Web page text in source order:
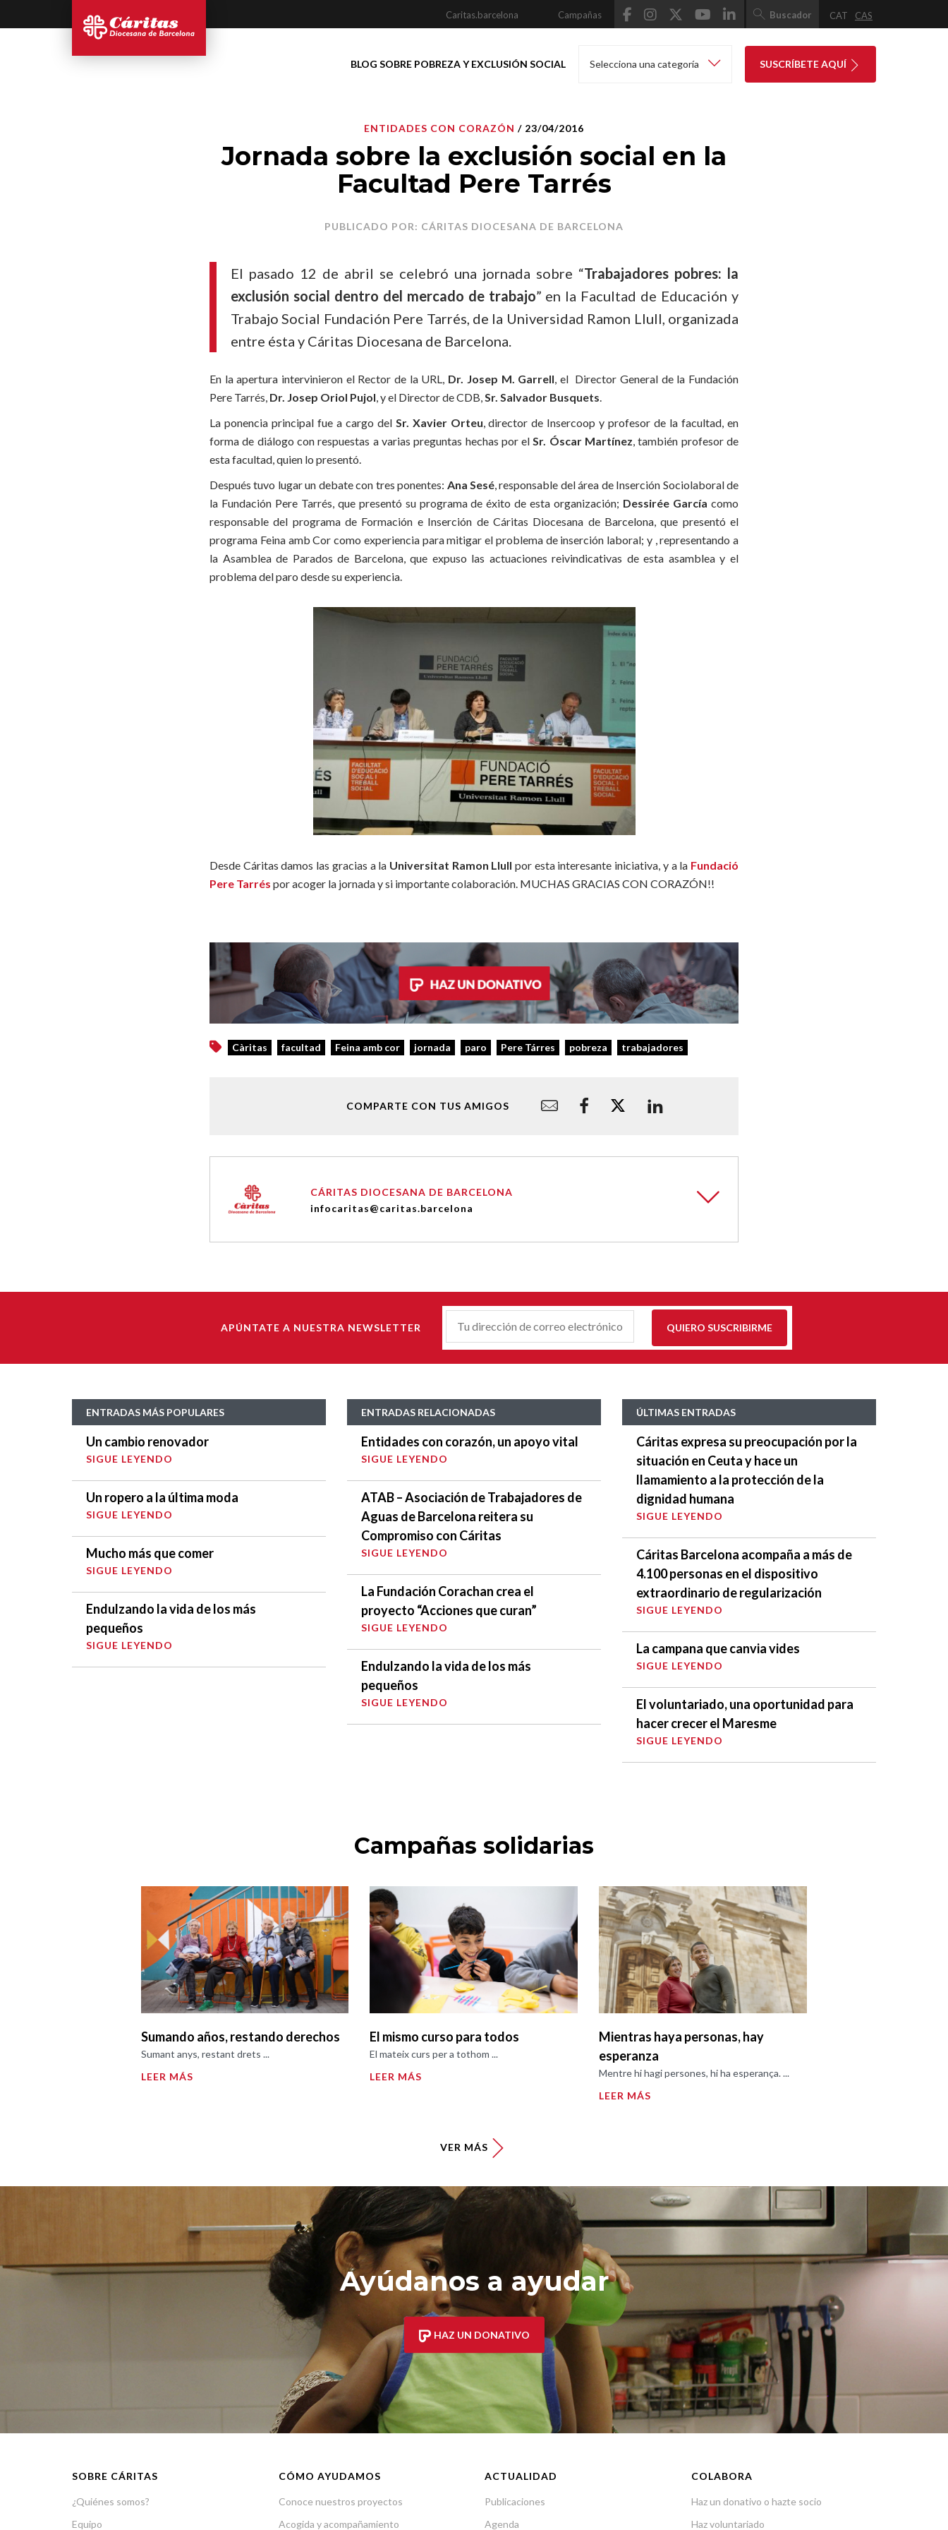
Caritas.barcelona Campañas Buscador CAT CAS
BLOG SOBRE POBREZA Y EXCLUSIÓN SOCIAL Selecciona una categoría SUSCRÍBETE AQUÍ
ENTIDADES CON CORAZÓN / 23/04/2016
Jornada sobre la exclusión social en la
Facultad Pere Tarrés
PUBLICADO POR: CÁRITAS DIOCESANA DE BARCELONA
El pasado 12 de abril se celebró una jornada sobre “Trabajadores pobres: la
exclusión social dentro del mercado de trabajo” en la Facultad de Educación y
Trabajo Social Fundación Pere Tarrés, de la Universidad Ramon Llull, organizada
entre ésta y Cáritas Diocesana de Barcelona.
En la apertura intervinieron el Rector de la URL, Dr. Josep M. Garrell, el Director General de la Fundación
Pere Tarrés, Dr. Josep Oriol Pujol, y el Director de CDB,Sr. Salvador Busquets.
La ponencia principal fue a cargo del Sr. Xavier Orteu, director de Insercoop y profesor de la facultad, en
forma de diálogo con respuestas a varias preguntas hechas por elSr. Óscar Martínez, también profesor de
esta facultad, quien lo presentó.
Después tuvo lugar un debate con tres ponentes: Ana Sesé, responsable del área de Inserción Sociolaboral de
la Fundación Pere Tarrés, que presentó su programa de éxito de esta organización; Dessirée García como
responsable del programa de Formación e Inserción de Cáritas Diocesana de Barcelona, que presentó el
programa Feina amb Cor como experiencia para mitigar el problema de inserción laboral; y , representando a
la Asamblea de Parados de Barcelona, que expuso las actuaciones reivindicativas de esta asamblea y el
problema del paro desde su experiencia.
Desde Cáritas damos las gracias a la Universitat Ramon Llull por esta interesante iniciativa, y a la Fundació
Pere Tarrés por acoger la jornada y si importante colaboración. MUCHAS GRACIAS CON CORAZÓN!!
Càritas facultad Feina amb cor jornada paro Pere Tárres pobreza trabajadores
COMPARTE CON TUS AMIGOS
CÁRITAS DIOCESANA DE BARCELONA
infocaritas@caritas.barcelona
APÚNTATE A NUESTRA NEWSLETTER
Correu-
QUIERO SUSCRIBIRME
ENTRADAS MÁS POPULARES
Un cambio renovador
SIGUE LEYENDO
Un ropero a la última moda
SIGUE LEYENDO
Mucho más que comer
SIGUE LEYENDO
Endulzando la vida de los más
pequeños
SIGUE LEYENDO
ENTRADAS RELACIONADAS
Entidades con corazón, un apoyo vital
SIGUE LEYENDO
ATAB – Asociación de Trabajadores de
Aguas de Barcelona reitera su
Compromiso con Cáritas
SIGUE LEYENDO
La Fundación Corachan crea el
proyecto “Acciones que curan”
SIGUE LEYENDO
Endulzando la vida de los más
pequeños
SIGUE LEYENDO
ÚLTIMAS ENTRADAS
Cáritas expresa su preocupación por la
situación en Ceuta y hace un
llamamiento a la protección de la
dignidad humana
SIGUE LEYENDO
Cáritas Barcelona acompaña a más de
4.100 personas en el dispositivo
extraordinario de regularización
SIGUE LEYENDO
La campana que canvia vides
SIGUE LEYENDO
El voluntariado, una oportunidad para
hacer crecer el Maresme
SIGUE LEYENDO
Campañas solidarias
Sumando años, restando derechos
Sumant anys, restant drets ...
LEER MÁS
El mismo curso para todos
El mateix curs per a tothom ...
LEER MÁS
Mientras haya personas, hay
esperanza
Mentre hi hagi persones, hi ha esperança. ...
LEER MÁS
VER MÁS
Ayúdanos a ayudar
HAZ UN DONATIVO
SOBRE CÁRITAS
¿Quiénes somos?
Equipo
CÓMO AYUDAMOS
Conoce nuestros proyectos
Acogida y acompañamiento
ACTUALIDAD
Publicaciones
Agenda
COLABORA
Haz un donativo o hazte socio
Haz voluntariado